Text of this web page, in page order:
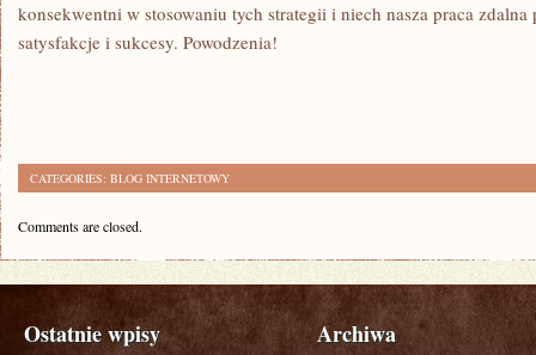
konsekwentni w stosowaniu tych strategii i niech nasza praca
satysfakcje i sukcesy. Powodzenia!
CATEGORIES: BLOG INTERNETOWY
Comments are closed.
Ostatnie wpisy Archiwa